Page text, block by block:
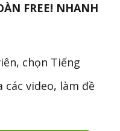
FREE! NHANH
chọn Tiếng
các video, làm đề